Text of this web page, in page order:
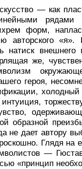
— как
форм,
авторского «я».
натиск
же,
героя,
образной
не дает автору
Глядя на
—
«принцип